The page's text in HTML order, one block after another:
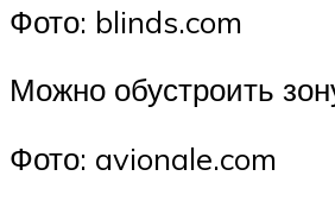
Фото: blinds.com
Можно обустроить
Фото: avionale.com